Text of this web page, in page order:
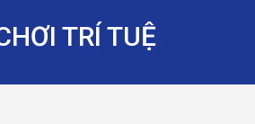
TRÍ TUỆ